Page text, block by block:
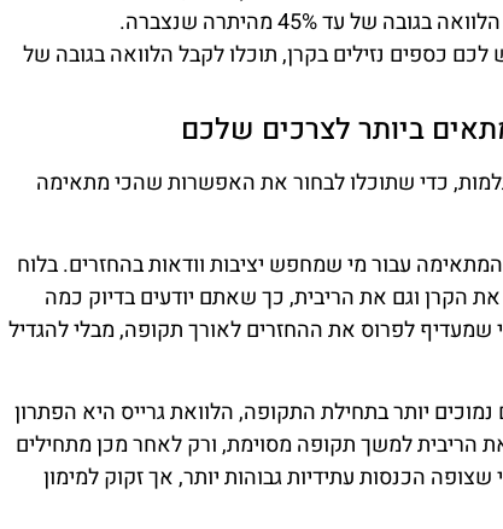
של עד 45% מהיתרה שנצברה.
לכם כספים נזילים בקרן, תוכלו לקבל הלוואה בגובה של
ביותר לצרכים שלכם
כדי שתוכלו לבחור את האפשרות שהכי מתאימה
עבור מי שמחפש יציבות וודאות בהחזרים. בלוח
הקרן וגם את הריבית, כך שאתם יודעים בדיוק כמה
שמעדיף לפרוס את ההחזרים לאורך תקופה, מבלי להגדיל
יותר בתחילת התקופה, הלוואת גרייס היא הפתרון
הריבית למשך תקופה מסוימת, ורק לאחר מכן מתחילים
הכנסות עתידיות גבוהות יותר, אך זקוק למימון